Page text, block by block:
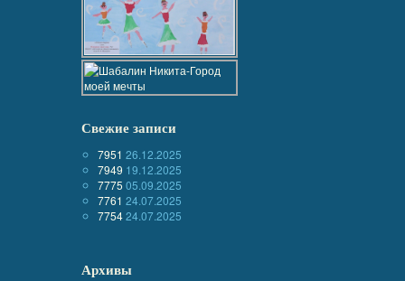
Свежие записи
7951 26.12.2025
7949 19.12.2025
7775 05.09.2025
7761 24.07.2025
775424.07.2025
Архивы